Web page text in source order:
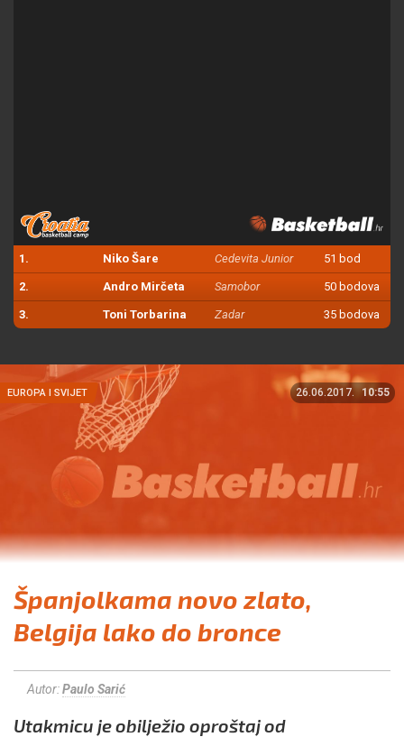
1. Niko Šare Cedevita Junior 51 bod
2. Andro Mirčeta Samobor 50 bodova
3. Toni Torbarina Zadar 35 bodova
EUROPA I SVIJET 26.06.2017. 10:55
Španjolkama novo zlato,
Belgija lako do bronce
Autor:Paulo Sarić
Utakmicu je obilježio oproštaj od